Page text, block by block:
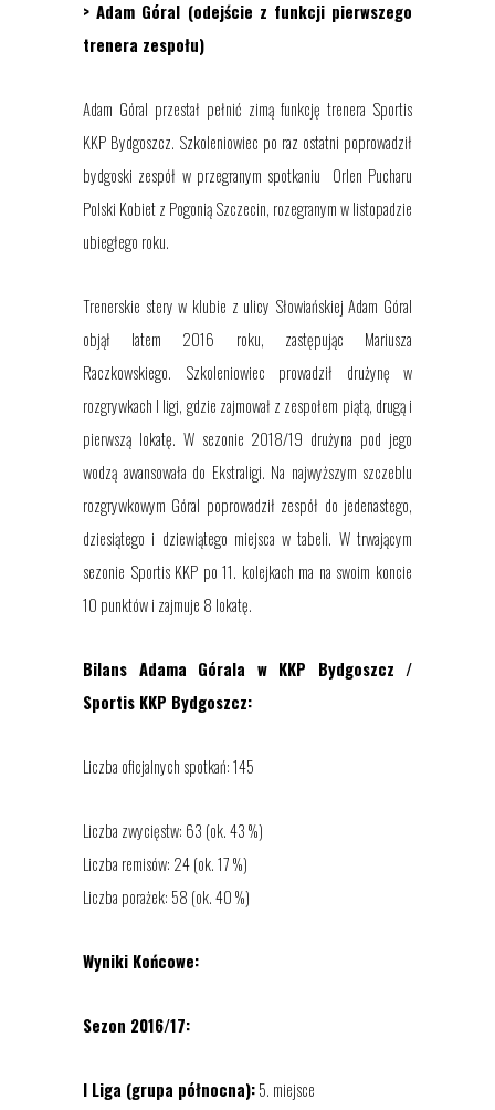
> Adam Góral (odejście z funkcji pierwszego
trenera zespołu)
Adam Góral przestał pełnić zimą funkcję trenera Sportis
KKP Bydgoszcz. Szkoleniowiec po raz ostatni poprowadził
bydgoski zespół w przegranym spotkaniu Orlen Pucharu
Polski Kobiet z Pogonią Szczecin, rozegranym w listopadzie
ubiegłego roku.
Trenerskie stery w klubie z ulicy Słowiańskiej Adam Góral
objął latem 2016 roku, zastępując Mariusza
Raczkowskiego. Szkoleniowiec prowadził drużynę w
rozgrywkach I ligi, gdzie zajmował z zespołem piątą, drugą i
pierwszą lokatę. W sezonie 2018/19 drużyna pod jego
wodzą awansowała do Ekstraligi. Na najwyższym szczeblu
rozgrywkowym Góral poprowadził zespół do jedenastego,
dziesiątego i dziewiątego miejsca w tabeli. W trwającym
sezonie Sportis KKP po 11. kolejkach ma na swoim koncie
10 punktów i zajmuje 8 lokatę.
Bilans Adama Górala w KKP Bydgoszcz /
Sportis KKP Bydgoszcz:
Liczba oficjalnych spotkań:145
Liczba zwycięstw: 63 (ok. 43 %)
Liczba remisów: 24 (ok. 17 %)
Liczba porażek: 58 (ok. 40 %)
Wyniki Końcowe:
Sezon 2016/17:
I Liga (grupa północna):5. miejsce